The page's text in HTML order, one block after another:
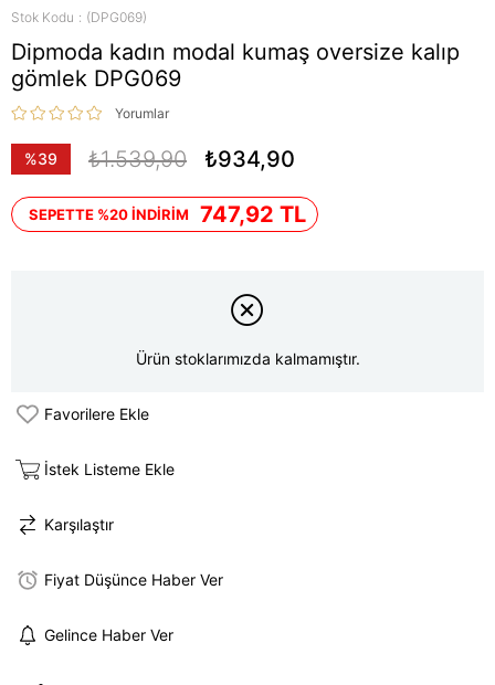
Stok Kodu (DPG069)
Dipmoda kadın modal kumaş oversize kalıp
gömlek DPG069
Yorumlar
%39
₺1.539,90 ₺934,90
SEPETTE %20 İNDİRİM 747,92 TL
Ürün stoklarımızda kalmamıştır.
Favorilere Ekle
İstek Listeme Ekle
Karşılaştır
Fiyat Düşünce Haber Ver
Gelince Haber Ver